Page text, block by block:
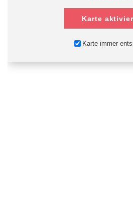
Karte
Karte immer